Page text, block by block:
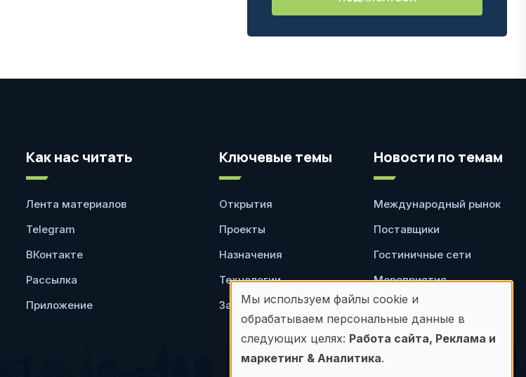
Как нас читать
Лента материалов
Telegram
ВКонтакте
Рассылка
Приложение
Ключевые темы
Открытия
Проекты
Назначения
Технологии
Законодательство
Новости по темам
Международный рынок
Поставщики
Гостиничные сети
Мероприятия
Ресторан
Использование
персональных
данных
Мы используем файлы cookie и
обрабатываем персональные данные в
следующих целях: Работа сайта, Реклама и
маркетинг & Аналитика.